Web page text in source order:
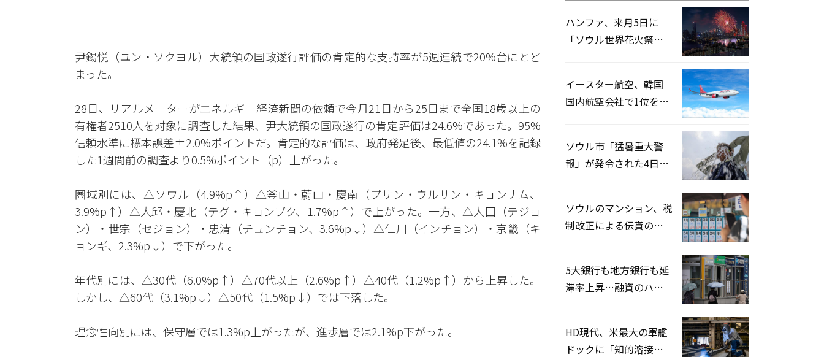
尹錫悦（ユン・ソクヨル）大統領の国政遂行評価の肯定的な支持率が5週連続で20%台にとど
まった。
28日、リアルメーターがエネルギー経済新聞の依頼で今月21日から25日まで全国18歳以上の
有権者2510人を対象に調査した結果、尹大統領の国政遂行の肯定評価は24.6%であった。95%
信頼水準に標本誤差±2.0%ポイントだ。肯定的な評価は、政府発足後、最低値の24.1%を記録
した1週間前の調査より0.5%ポイント（p）上がった。
圏域別には、△ソウル（4.9%p↑）△釜山・蔚山・慶南（プサン・ウルサン・キョンナム、
3.9%p↑）△大邱・慶北（テグ・キョンブク、1.7%p↑）で上がった。一方、△大田（テジョ
ン）・世宗（セジョン）・忠清（チュンチョン、3.6%p↓）△仁川（インチョン）・京畿（キ
ョンギ、2.3%p↓）で下がった。
年代別には、△30代（6.0%p↑）△70代以上（2.6%p↑）△40代（1.2%p↑）から上昇した。
しかし、△60代（3.1%p↓）△50代（1.5%p↓）では下落した。
理念性向別には、保守層では1.3%p上がったが、進歩層では2.1%p下がった。
ハンファ、来月5日に
「ソウル世界花火祭り
イースター航空、韓国
国内航空会社で1位を記
ソウル市「猛暑重大警
報」が発令された4日、
ソウルのマンション、税
制改正による伝貰の月
5大銀行も地方銀行も延
滞率上昇…融資のハー
HD現代、米最大の軍艦
ドックに「知的溶接」